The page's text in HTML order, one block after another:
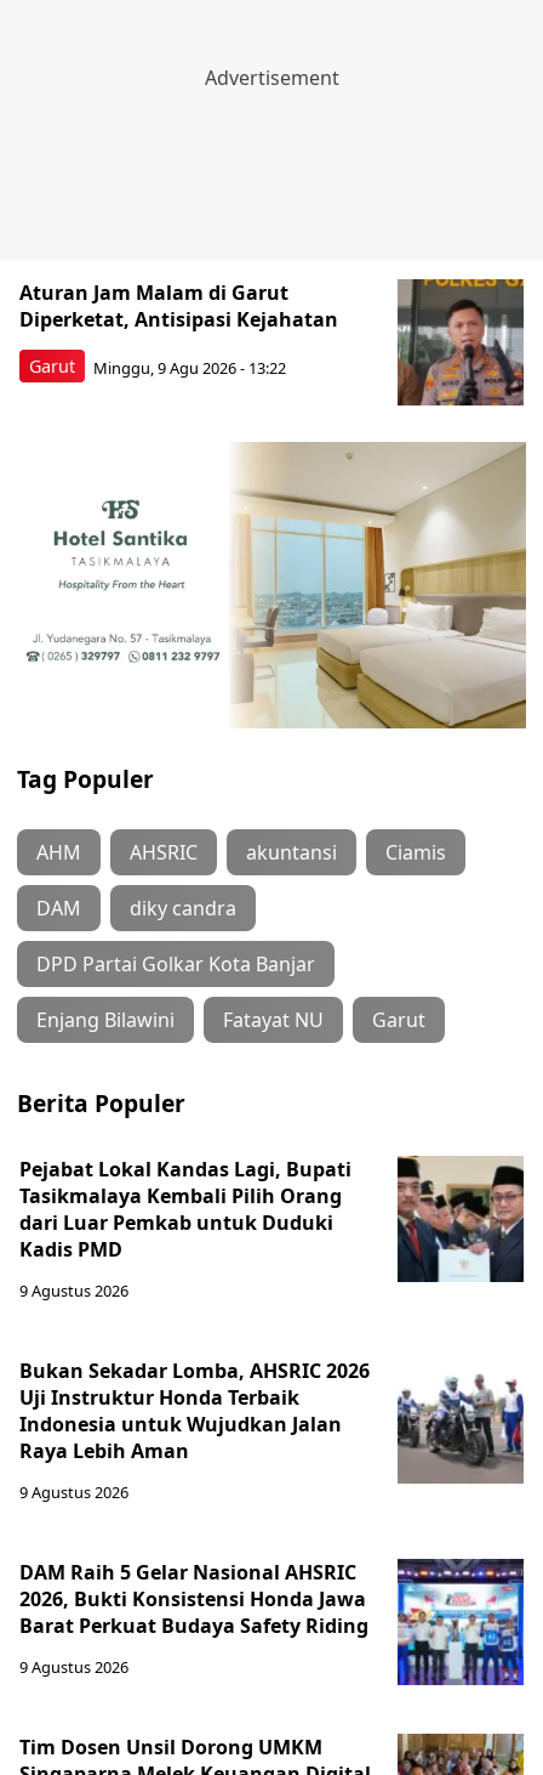
Garut
Aturan Jam Malam di Garut
Diperketat, Antisipasi Kejahatan
Minggu, 9 Agu 2026 - 13:22
Tag Populer
AHM AHSRIC akuntansi Ciamis
DAM diky candra
DPD Partai Golkar Kota Banjar
Enjang Bilawini Fatayat NU Garut
Berita Populer
Pejabat Lokal Kandas Lagi, Bupati
Tasikmalaya Kembali Pilih Orang
dari Luar Pemkab untuk Duduki
Kadis PMD
9 Agustus 2026
Bukan Sekadar Lomba, AHSRIC 2026
Uji Instruktur Honda Terbaik
Indonesia untuk Wujudkan Jalan
Raya Lebih Aman
9 Agustus 2026
DAM Raih 5 Gelar Nasional AHSRIC
2026, Bukti Konsistensi Honda Jawa
Barat Perkuat Budaya Safety Riding
9 Agustus 2026
Tim Dosen Unsil Dorong UMKM